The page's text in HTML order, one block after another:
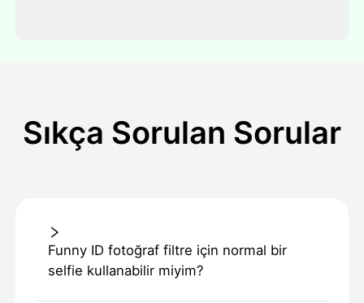
Sıkça Sorulan Sorular
Funny ID fotoğraf filtre için normal bir
selfie kullanabilir miyim?